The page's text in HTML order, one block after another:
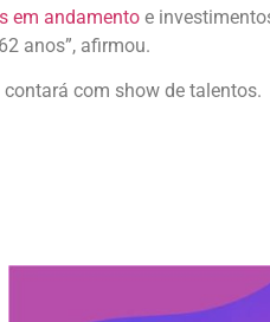
em andamento e
anos”, afirmou.
com show de